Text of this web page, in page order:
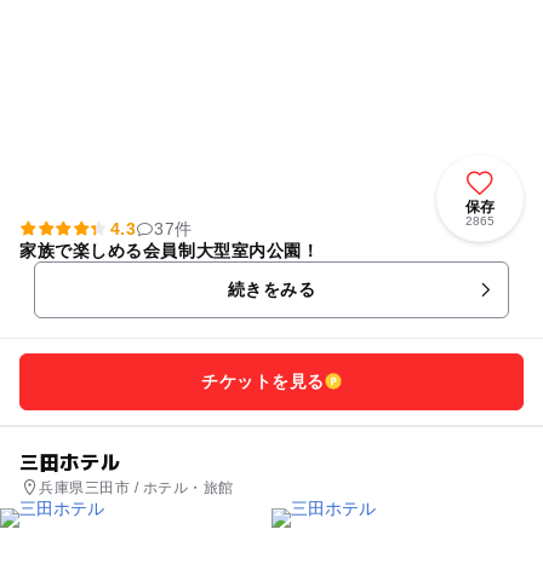
保存
2865
4.3
37件
家族で楽しめる会員制大型室内公園！
続きをみる
チケットを見る
三田ホテル
兵庫県三田市 / ホテル・旅館